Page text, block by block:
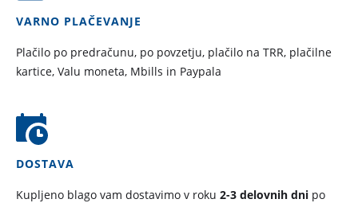
VARNO PLAČEVANJE
Plačilo po predračunu, po povzetju, plačilo na TRR, plačilne
kartice, Valu moneta, Mbills in Paypala
DOSTAVA
Kupljeno blago vam dostavimo v roku 2-3 delovnih dni po